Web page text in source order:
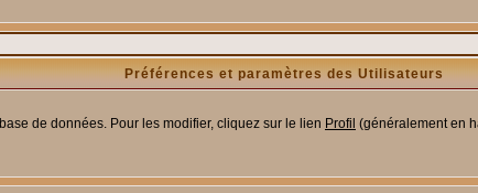
Préférences et paramètres des Utilisateurs
de données. Pour les modifier, cliquez sur le lien Profil (généralement en